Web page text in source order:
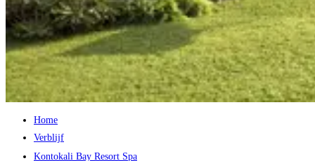
Home
Verblijf
Kontokali Bay Resort Spa